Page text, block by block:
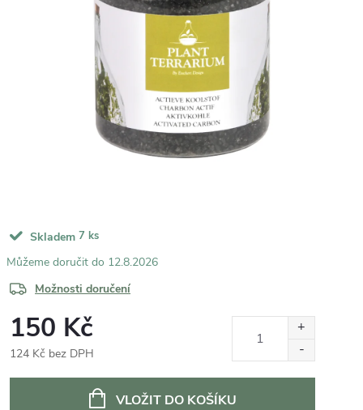
Skladem 7 ks
12.8.2026
Možnosti doručení
150 Kč
124 Kč bez DPH
VLOŽIT DO KOŠÍKU